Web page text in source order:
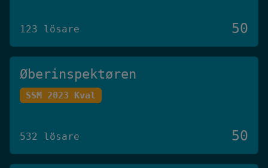
123 lösare 50
Øberinspektøren
SSM 2023 Kval
532 lösare 50